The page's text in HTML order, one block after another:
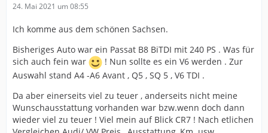
24. Mai 2021 um 08:55
Ich komme aus dem schönen Sachsen.
Bisheriges Auto war ein Passat B8 BiTDI mit 240 PS . Was für
sich auch fein war
! Nun sollte es ein V6 werden . Zur
Auswahl stand A4 -A6 Avant , Q5 , SQ 5 , V6 TDI .
Da aber einerseits viel zu teuer , anderseits nicht meine
Wunschausstattung vorhanden war bzw.wenn doch dann
wieder viel zu teuer ! Viel mein auf Blick CR7 ! Nach etlichen